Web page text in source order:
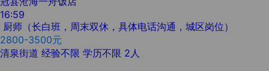
16:59
厨师（长白班，周末双休，具体电话沟通，城区岗位）
2800-3500元
清泉街道 经验不限 学历不限 2人